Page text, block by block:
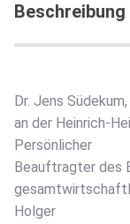
Beschreibung
Dr. Jens
an der Heinrich-
Persönlicher
Beauftragter des
Holger